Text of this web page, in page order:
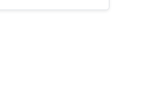
به‌روزرسانی‌های سایت